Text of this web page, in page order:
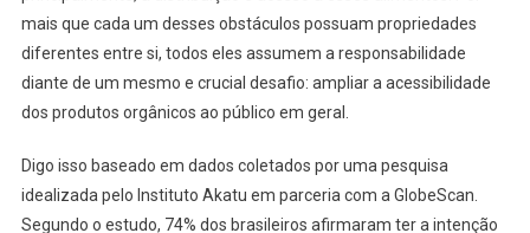
mais que cada um desses obstáculos possuam propriedades
diferentes entre si, todos eles assumem a responsabilidade
diante de um mesmo e crucial desafio: ampliar a acessibilidade
dos produtos orgânicos ao público em geral.
Digo isso baseado em dados coletados por uma pesquisa
idealizada pelo Instituto Akatu em parceria com a GlobeScan.
Segundo o estudo, 74% dos brasileiros afirmaram ter a intenção